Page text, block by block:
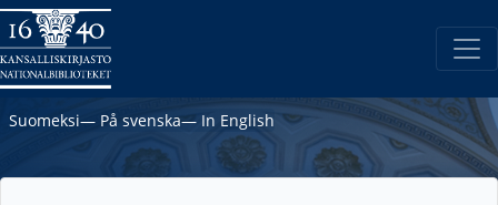
Suomeksi― På svenska― In English